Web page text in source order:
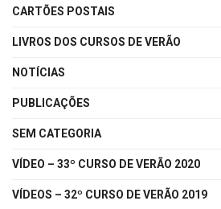
CARTÕES POSTAIS
LIVROS DOS CURSOS DE VERÃO
NOTÍCIAS
PUBLICAÇÕES
SEM CATEGORIA
VÍDEO – 33º CURSO DE VERÃO 2020
VÍDEOS – 32º CURSO DE VERÃO 2019